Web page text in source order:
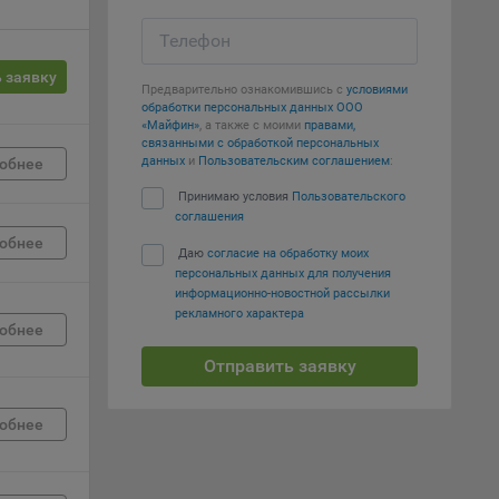
если
заявку
Телефон
Предварительно ознакомившись с условиями
обработки персональных данных ООО
«Майфин», а также с моими правами,
связанными с обработкой персональных
данных и Пользовательским соглашением:
Принимаю условия Пользовательского
соглашения
Даю согласие на обработку моих
персональных данных для получения
информационно-новостной рассылки
рекламного характера
Отправить заявку